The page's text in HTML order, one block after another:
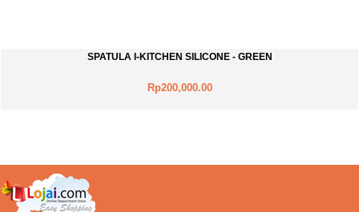
SPATULA I-KITCHEN SILICONE - GREEN
Rp200,000.00